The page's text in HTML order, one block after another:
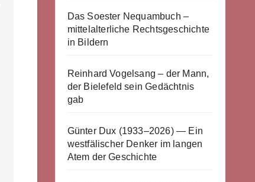
Das Soester Nequambuch –
mittelalterliche Rechtsgeschichte
in Bildern
Reinhard Vogelsang – der Mann,
der Bielefeld sein Gedächtnis
gab
Günter Dux (1933–2026) — Ein
westfälischer Denker im langen
Atem der Geschichte